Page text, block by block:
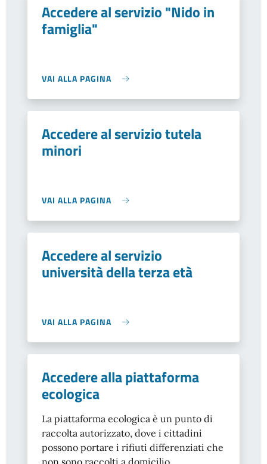
Accedere al servizio "Nido in
famiglia"
VAI ALLA PAGINA
Accedere al servizio tutela
minori
VAI ALLA PAGINA
Accedere al servizio
università della terza età
VAI ALLA PAGINA
Accedere alla piattaforma
ecologica
La piattaforma ecologica è un punto di
raccolta autorizzato, dove i cittadini
possono portare i rifiuti differenziati che
non sono raccolti a domicilio.